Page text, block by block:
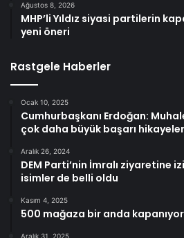
Ağustos 8, 2026
MHP’li Yıldız siyasi partilerin
yeni öneri
Rastgele Haberler
Ocak 10, 2025
Cumhurbaşkanı Erdoğan:
çok daha büyük başarı
Aralık 26, 2024
DEM Parti’nin İmralı ziyaretine
isimler de belli oldu
Kasım 4, 2025
500 mağaza bir anda
Aralık 31, 2025